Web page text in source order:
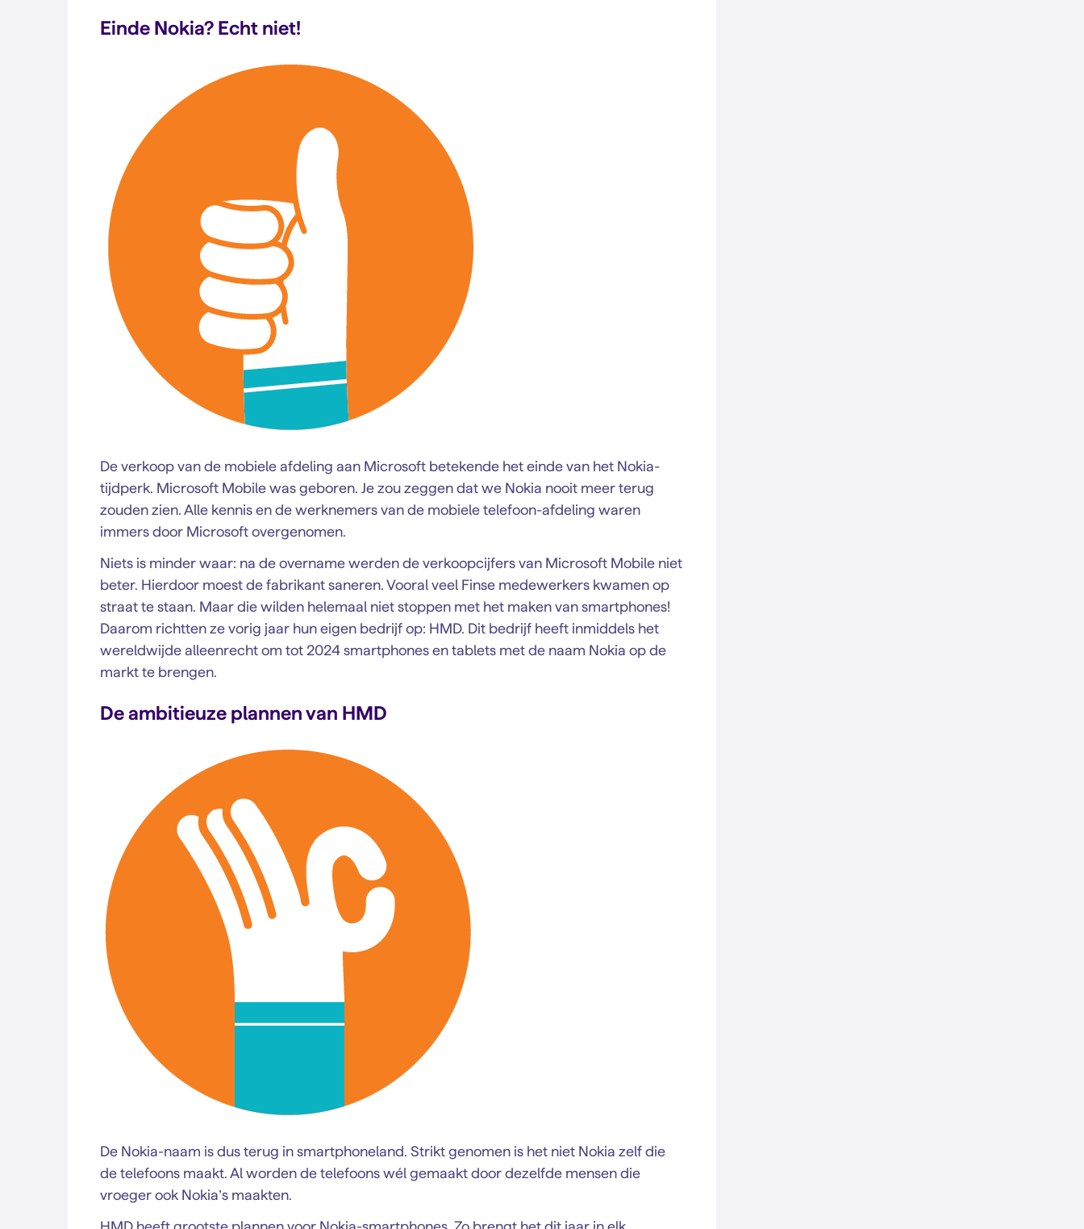
Einde Nokia? Echt niet!
De verkoop van de mobiele afdeling aan Microsoft betekende het einde van het Nokia-
tijdperk. Microsoft Mobile was geboren. Je zou zeggen dat we Nokia nooit meer terug
zouden zien. Alle kennis en de werknemers van de mobiele telefoon-afdeling waren
immers door Microsoft overgenomen.
Niets is minder waar: na de overname werden de verkoopcijfers van Microsoft Mobile niet
beter. Hierdoor moest de fabrikant saneren. Vooral veel Finse medewerkers kwamen op
straat te staan. Maar die wilden helemaal niet stoppen met het maken van smartphones!
Daarom richtten ze vorig jaar hun eigen bedrijf op: HMD. Dit bedrijf heeft inmiddels het
wereldwijde alleenrecht om tot 2024 smartphones en tablets met de naam Nokia op de
markt te brengen.
De ambitieuze plannen van HMD
De Nokia-naam is dus terug in smartphoneland. Strikt genomen is het niet Nokia zelf die
de telefoons maakt. Al worden de telefoons wél gemaakt door dezelfde mensen die
vroeger ook Nokia’s maakten.